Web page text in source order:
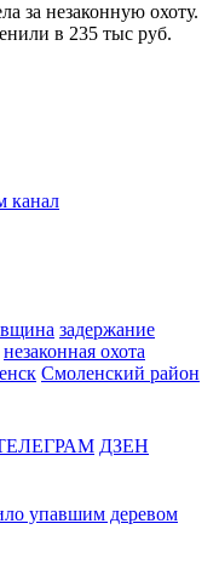
за незаконную охоту.
в 235 тыс руб.
канал
задержание
незаконная охота
Смоленский район
ДЗЕН
упавшим деревом